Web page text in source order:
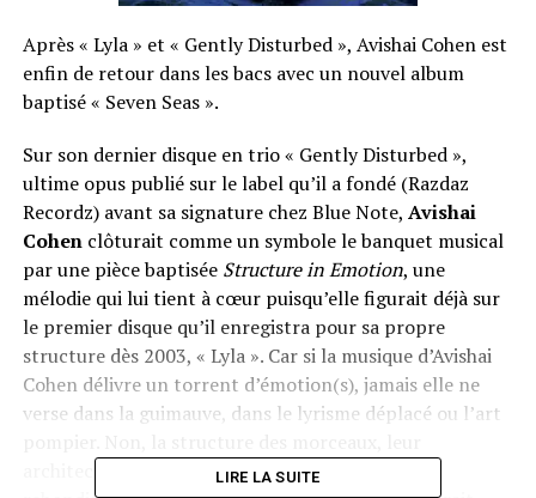
Après « Lyla » et « Gently Disturbed », Avishai Cohen est
enfin de retour dans les bacs avec un nouvel album
baptisé « Seven Seas ».
Sur son dernier disque en trio « Gently Disturbed »,
ultime opus publié sur le label qu’il a fondé (Razdaz
Recordz) avant sa signature chez Blue Note, Avishai
Cohenclôturait comme un symbole le banquet musical
par une pièce baptisée Structure in Emotion, une
mélodie qui lui tient à cœur puisqu’elle figurait déjà sur
le premier disque qu’il enregistra pour sa propre
structure dès 2003, « Lyla ». Car si la musique d’Avishai
Cohen délivre un torrent d’émotion(s), jamais elle ne
verse dans la guimauve, dans le lyrisme déplacé ou l’art
architecture intime, se révèle surprenante, à
LIRE LA SUITE